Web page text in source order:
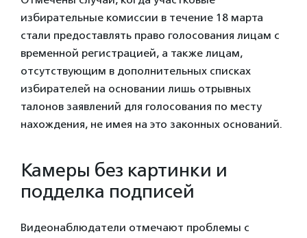
избирательные комиссии в течение 18 марта
стали предоставлять право голосования лицам с
временной регистрацией, а также лицам,
отсутствующим в дополнительных списках
избирателей на основании лишь отрывных
талонов заявлений для голосования по месту
нахождения, не имея на это законных оснований.
Камеры без картинки и
подделка подписей
Видеонаблюдатели отмечают проблемы с